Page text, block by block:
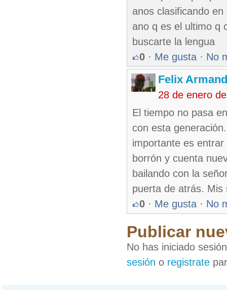
anos clasificando
ano q es el ultimo q
buscarte la lengua
0 · Me gusta · No
Felix
28 de enero
El tiempo no pasa
con esta
importante es
borrón y cuenta
bailando con la
puerta de atrás. Mis
0 · Me gusta · No
Publicar
No has iniciado
sesión o registrate